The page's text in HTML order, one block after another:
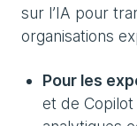
sur l’IA pour
organisations
Pour les
et de